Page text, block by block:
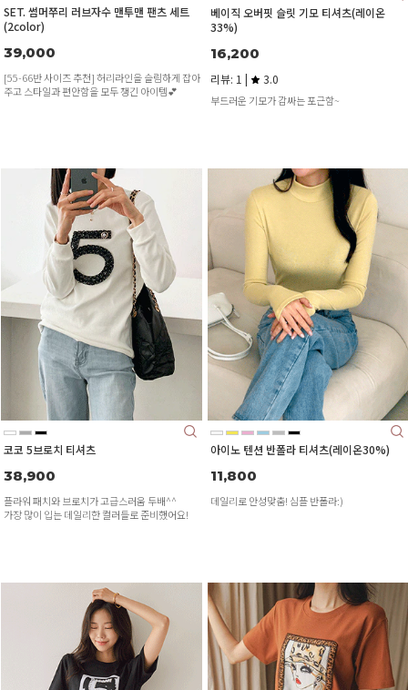
SET. 썸머쭈리 러브자수 맨투맨 팬츠 세트
(2color)
39,000
[55-66반 사이즈 추천] 허리라인을 슬림하게 잡아
주고 스타일과 편안함을 모두 챙긴 아이템💕
베이직 오버핏 슬릿 기모 티셔츠(레이온
33%)
16,200
리뷰: 1 | 3.0
부드러운 기모가 감싸는 포근함~
코코 5브로치 티셔츠
38,900
플라워 패치와 브로치가 고급스러움 두배^^
가장 많이 입는 데일리한 컬러들로 준비했어요!
아이노 텐션 반폴라 티셔츠(레이온30%)
11,800
데일리로 안성맞춤! 심플 반폴라:)